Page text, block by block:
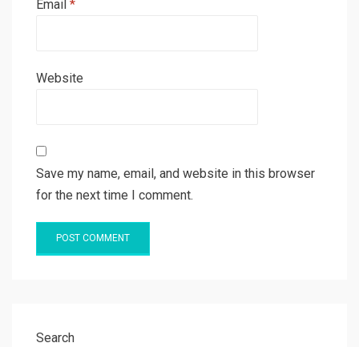
Email *
Website
Save my name, email, and website in this browser
for the next time I comment.
Search